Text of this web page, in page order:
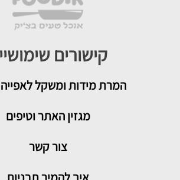
קישורים
המרת מידות ומשקל לאפייה
מגזין האתר וטיפים
צור קשר